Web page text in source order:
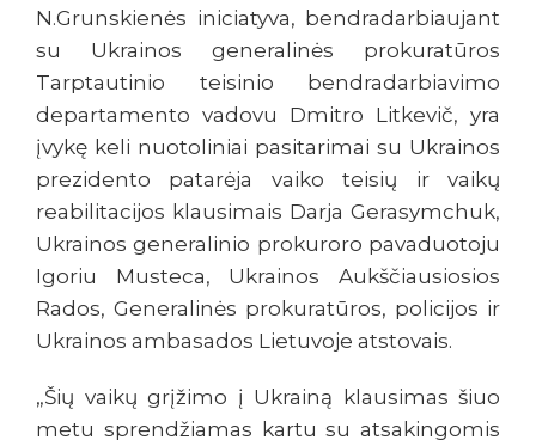
N.Grunskienės iniciatyva, bendradarbiaujant
su Ukrainos generalinės prokuratūros
Tarptautinio teisinio bendradarbiavimo
departamento vadovu Dmitro Litkevič, yra
įvykę keli nuotoliniai pasitarimai su Ukrainos
prezidento patarėja vaiko teisių ir vaikų
reabilitacijos klausimais Darja Gerasymchuk,
Ukrainos generalinio prokuroro pavaduotoju
Igoriu Musteca, Ukrainos Aukščiausiosios
Rados, Generalinės prokuratūros, policijos ir
Ukrainos ambasados Lietuvoje atstovais.
„Šių vaikų grįžimo į Ukrainą klausimas šiuo
metu sprendžiamas kartu su atsakingomis